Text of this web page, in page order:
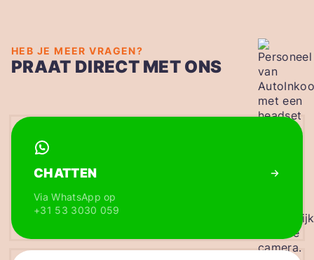
HEB JE MEER VRAGEN?
PRAAT DIRECT MET ONS
CHATTEN
Via WhatsApp op
+31 53 3030 059